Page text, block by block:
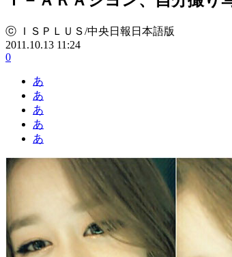
ⓒ ＩＳＰＬＵＳ/中央日報日本語版
2011.10.13 11:24
0
あ
あ
あ
あ
あ